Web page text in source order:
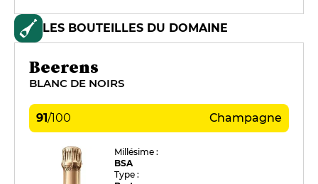
LES BOUTEILLES DU DOMAINE
Beerens
BLANC DE NOIRS
91/100 Champagne
Millésime :
BSA
Type :